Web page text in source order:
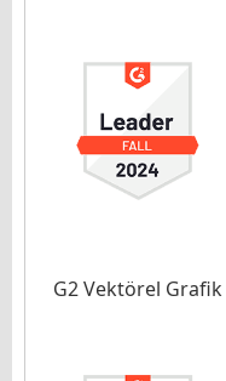
G2 Vektörel Grafik